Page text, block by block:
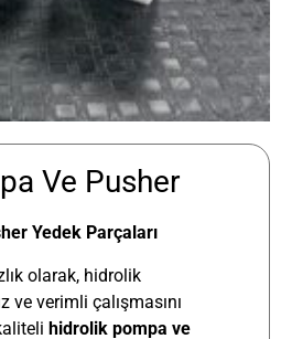
Ve Pusher
Yedek Parçaları
olarak, hidrolik
verimli çalışmasını
hidrolik pompa ve